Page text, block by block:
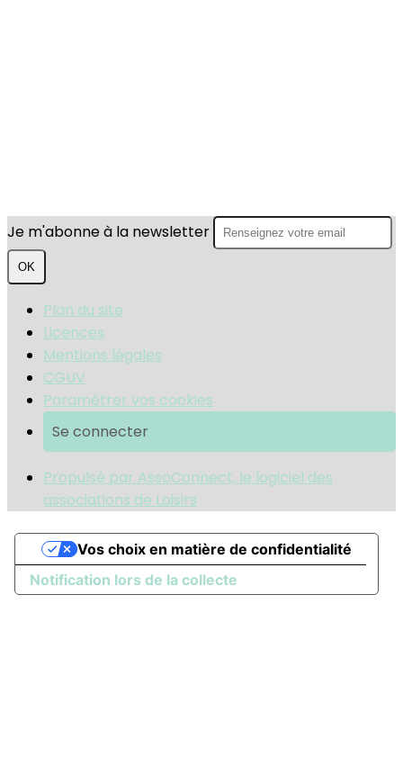
Je m'abonne à la newsletter
OK
Plan du site
Licences
Mentions légales
CGUV
Paramétrer vos cookies
Se connecter
Propulsé par AssoConnect, le logiciel des
associations de Loisirs
Notification lors de la collecte
Vos choix en matière de confidentialité